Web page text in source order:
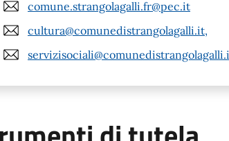
comune.strangolagalli.fr@pec.it
cultura@comunedistrangolagalli.it,